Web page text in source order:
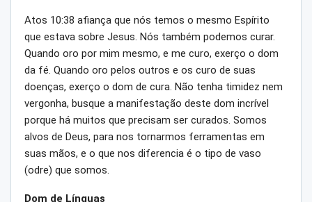
Atos 10:38 afiança que nós temos o mesmo Espírito
que estava sobre Jesus. Nós também podemos curar.
Quando oro por mim mesmo, e me curo, exerço o dom
da fé. Quando oro pelos outros e os curo de suas
doenças, exerço o dom de cura. Não tenha timidez nem
vergonha, busque a manifestação deste dom incrível
porque há muitos que precisam ser curados. Somos
alvos de Deus, para nos tornarmos ferramentas em
suas mãos, e o que nos diferencia é o tipo de vaso
(odre) que somos.
Dom de Línguas